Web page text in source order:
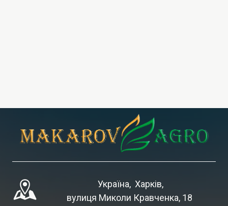
Україна,  Харків,
вулиця Миколи Кравченка, 18